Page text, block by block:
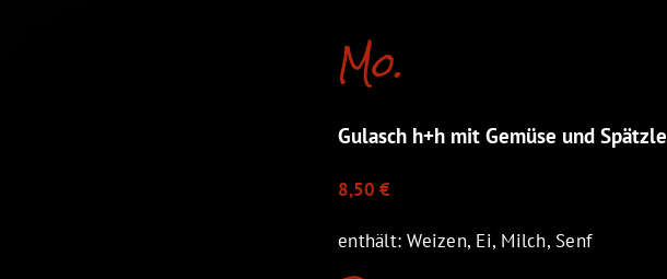
Mo.
Gulasch h+h mit Gemüse und Spätzle
8,50 €
enthält: Weizen, Ei, Milch, Senf